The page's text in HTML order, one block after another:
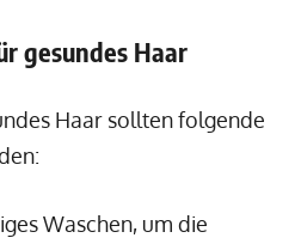
gesundes Haar
Haar sollten folgende
Waschen, um die